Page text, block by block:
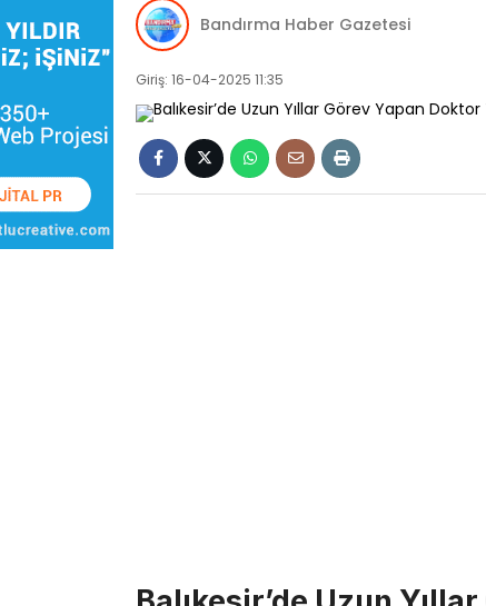
Bandırma Haber Gazetesi
Giriş: 16-04-2025 11:35